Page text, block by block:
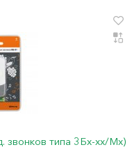
звонков типа 3Бх-хх/Мх)